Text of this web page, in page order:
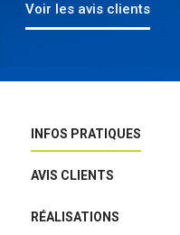
Voir les avis clients
INFOS PRATIQUES
AVIS CLIENTS
RÉALISATIONS